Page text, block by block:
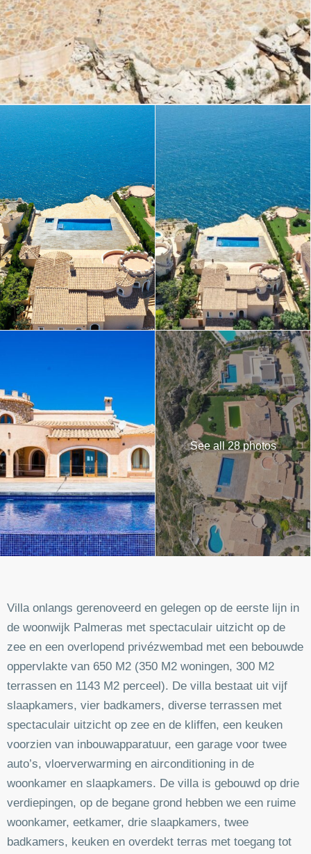
See all 28 photos
Villa onlangs gerenoveerd en gelegen op de eerste lijn in
de woonwijk Palmeras met spectaculair uitzicht op de
zee en een overlopend privézwembad met een bebouwde
oppervlakte van 650 M2 (350 M2 woningen, 300 M2
terrassen en 1143 M2 perceel). De villa bestaat uit vijf
slaapkamers, vier badkamers, diverse terrassen met
spectaculair uitzicht op zee en de kliffen, een keuken
voorzien van inbouwapparatuur, een garage voor twee
auto’s, vloerverwarming en airconditioning in de
woonkamer en slaapkamers. De villa is gebouwd op drie
verdiepingen, op de begane grond hebben we een ruime
woonkamer, eetkamer, drie slaapkamers, twee
badkamers, keuken en overdekt terras met toegang tot